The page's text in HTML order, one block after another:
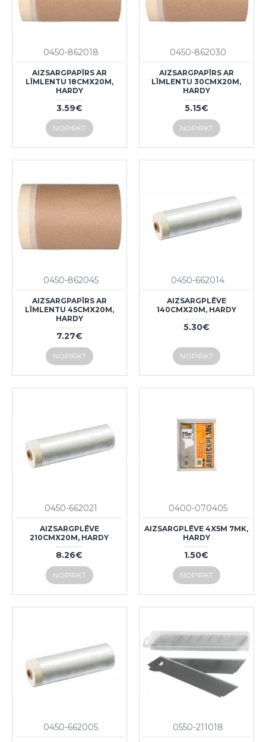
0450-862018
AIZSARGPAPĪRS AR
LĪMLENTU 18CMX20M,
HARDY
3.59€
NOPIRKT
0450-862030
AIZSARGPAPĪRS AR
LĪMLENTU 30CMX20M,
HARDY
5.15€
NOPIRKT
0450-862045
AIZSARGPAPĪRS AR
LĪMLENTU 45CMX20M,
HARDY
7.27€
NOPIRKT
0450-662014
AIZSARGPLĒVE
140CMX20M, HARDY
5.30€
NOPIRKT
0450-662021
AIZSARGPLĒVE
210CMX20M, HARDY
8.26€
NOPIRKT
0400-070405
AIZSARGPLĒVE 4X5M 7MK,
HARDY
1.50€
NOPIRKT
0450-662005 0550-211018